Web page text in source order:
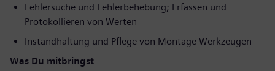
Fehlersuche und Fehlerbehebung; Erfassen und
Protokollieren von Werten
Instandhaltung und Pflege von Montage Werkzeugen
Was Du mitbringst